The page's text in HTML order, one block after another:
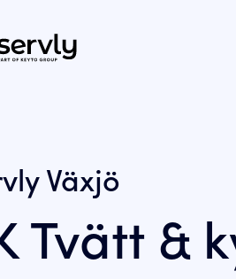
Växjö
Tvätt &